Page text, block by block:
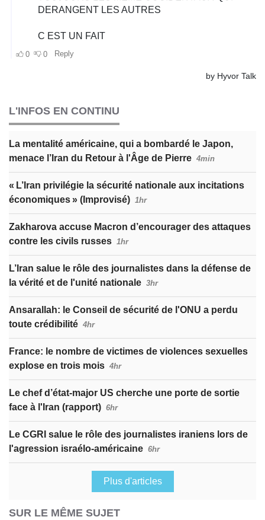
L'INFOS EN CONTINU
La mentalité américaine, qui a bombardé le Japon,
menace l’Iran du Retour à l'Âge de Pierre 4min
« L’Iran privilégie la sécurité nationale aux incitations
économiques » (Improvisé) 1hr
Zakharova accuse Macron d’encourager des attaques
contre les civils russes 1hr
L’Iran salue le rôle des journalistes dans la défense de
la vérité et de l'unité nationale 3hr
Ansarallah: le Conseil de sécurité de l'ONU a perdu
toute crédibilité 4hr
France: le nombre de victimes de violences sexuelles
explose en trois mois 4hr
Le chef d’état-major US cherche une porte de sortie
face à l'Iran (rapport) 6hr
Le CGRI salue le rôle des journalistes iraniens lors de
l'agression israélo-américaine 6hr
Plus d'articles
SUR LE MÊME SUJET